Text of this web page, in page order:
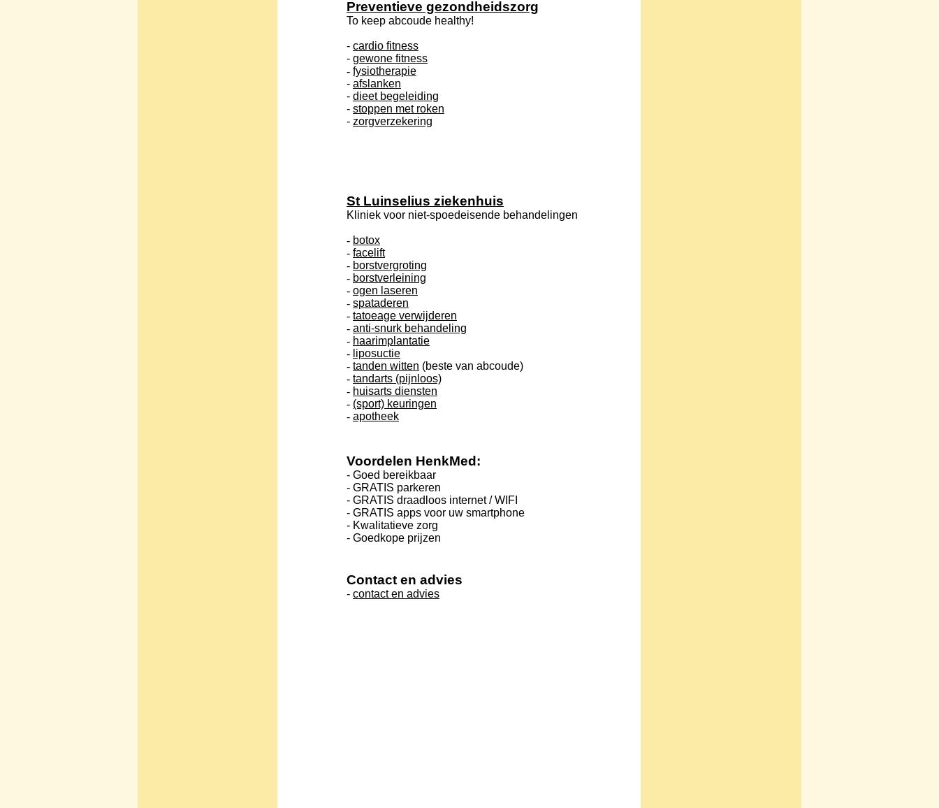
Preventieve gezondheidszorg
To keep abcoude healthy!
- cardio fitness
- gewone fitness
- fysiotherapie
- afslanken
- dieet begeleiding
- stoppen met roken
- zorgverzekering
St Luinselius ziekenhuis
Kliniek voor niet-spoedeisende behandelingen
- botox
- facelift
- borstvergroting
- borstverleining
- ogen laseren
- spataderen
- tatoeage verwijderen
- anti-snurk behandeling
- haarimplantatie
- liposuctie
- tanden witten (beste van abcoude)
- tandarts (pijnloos)
- huisarts diensten
- (sport) keuringen
- apotheek
Voordelen HenkMed:
- Goed bereikbaar
- GRATIS parkeren
- GRATIS draadloos internet / WIFI
- GRATIS apps voor uw smartphone
- Kwalitatieve zorg
- Goedkope prijzen
Contact en advies
- contact en advies